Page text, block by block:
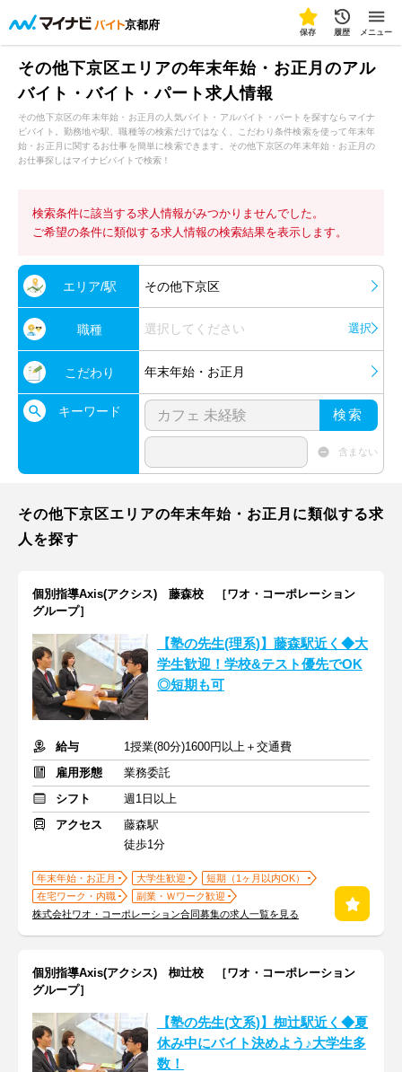
京都府
保存 履歴 メニュー
その他下京区エリアの年末年始・お正月のアル
バイト・バイト・パート求人情報
その他下京区の年末年始・お正月の人気バイト・アルバイト・パートを探すならマイナ
ビバイト。勤務地や駅、職種等の検索だけではなく、こだわり条件検索を使って年末年
始・お正月に関するお仕事を簡単に検索できます。その他下京区の年末年始・お正月の
お仕事探しはマイナビバイトで検索！
検索条件に該当する求人情報がみつかりませんでした。
ご希望の条件に類似する求人情報の検索結果を表示します。
エリア/駅 その他下京区
職種 選択してください 選択
こだわり 年末年始・お正月
キーワード 検索
含まない
その他下京区エリアの年末年始・お正月に類似する求
人を探す
個別指導Axis(アクシス) 藤森校 ［ワオ・コーポレーション
グループ］
【塾の先生(理系)】藤森駅近く◆大
学生歓迎！学校&テスト優先でOK
◎短期も可
給与
1授業(80分)1600円以上＋交通費
雇用形態
業務委託
シフト
週1日以上
アクセス
藤森駅
徒歩1分
年末年始・お正月 大学生歓迎
短期（1ヶ月以内OK）
在宅ワーク・内職
副業・Ｗワーク歓迎
株式会社ワオ・コーポレーション合同募集の求人一覧を見る
個別指導Axis(アクシス) 椥辻校 ［ワオ・コーポレーション
グループ］
【塾の先生(文系)】椥辻駅近く◆夏
休み中にバイト決めよう♪大学生多
数！